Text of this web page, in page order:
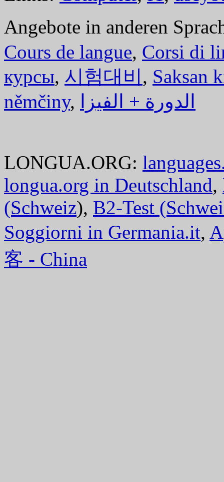
Angebote in anderen
Cours de langue, Corsi di
курсы, 시험대비, Saksan
němčiny, الدورة + الفيزا
LONGUA.ORG:
longua.org in Deutschland,
(Schweiz), B2-Test
Soggiorni in Germania.it,
客 - China